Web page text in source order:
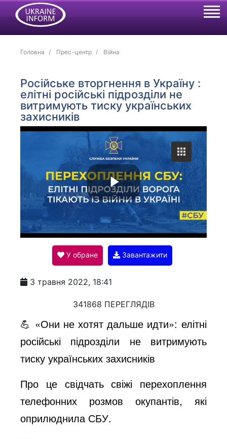
Головна Прес-центр Війна
Російське вторгнення в Україну :
елітні російські підрозділи не
витримують тиску українських
захисників
P
l
a
y
V
i
d
У обране Завантажити
3 травня 2022, 18:41
341868 ПЕРЕГЛЯДІВ
💪 «Они не хотят дальше идти»: елітні
російські підрозділи не витримують
тиску українських захисників
Про це свідчать свіжі перехоплення
телефонних розмов окупантів, які
оприлюднила СБУ.